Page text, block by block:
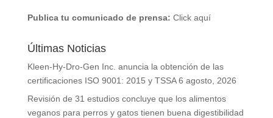
Publica tu comunicado de prensa: Click aquí
Últimas Noticias
Kleen-Hy-Dro-Gen Inc. anuncia la obtención de las
certificaciones ISO 9001: 2015 y TSSA 6 agosto, 2026
Revisión de 31 estudios concluye que los alimentos
veganos para perros y gatos tienen buena digestibilidad